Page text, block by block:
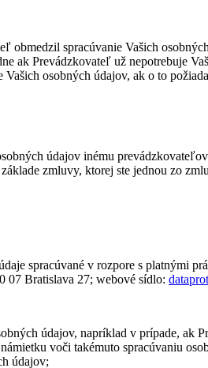
obmedzil spracúvanie Vašich
ak Prevádzkovateľ už nepotrebuje
osobných údajov, ak o to
údajov inému
zmluvy, ktorej ste jednou zo
spracúvané v rozpore s platnými
07 Bratislava 27; webové sídlo:
údajov, napríklad v prípade, ak
voči takémuto spracúvaniu
údajov;